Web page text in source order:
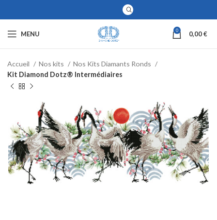
MENU 0 0,00€
Accueil Nos kits
Nos Kits Diamants Ronds
Kit Diamond Dotz® Intermédiaires